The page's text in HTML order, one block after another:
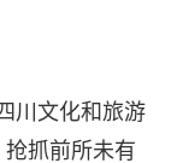
川文化和旅游
抓前所未有